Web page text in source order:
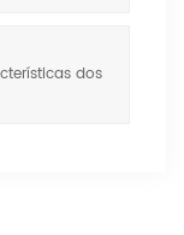
dos